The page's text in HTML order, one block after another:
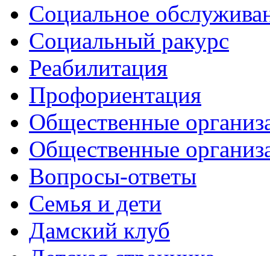
Социальное
Социальный ракурс
Реабилитация
Профориентация
Общественные
Общественные
Вопросы-ответы
Семья и дети
Дамский клуб